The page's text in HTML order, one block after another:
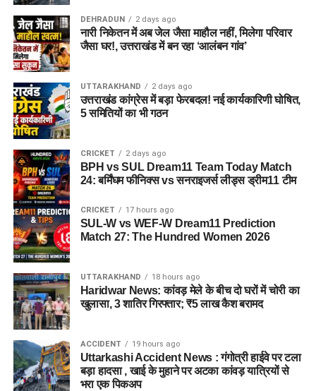
शैक्षणिक प्रमाणपत्र
OTR नंबर
क्यों महत्वपूर्ण है UPTET?
UPTET केवल एक परीक्षा नहीं है, बल्कि यह उत्तर प्रदेश में सरकारी
शिक्षक बनने की पहली और सबसे जरूरी सीढ़ी है।
👉 बिना UPTET पास किए आप शिक्षक भर्ती (Teacher
Recruitment) में आवेदन नहीं कर सकते।
👉 यह आपकी पात्रता (Eligibility) को प्रमाणित करता है।
DEHRADUN 2 days ago
नारी निकेतन में अब जेल जैसा माहौल नहीं, मिलेगा परिवार
जैसा घर!, उत्तराखंड में बन रहा ‘आलंबन गांव’
UTTARAKHAND 2 days ago
उत्तराखंड कांग्रेस में बड़ा फेरबदल! नई कार्यकारिणी घोषित,
5 समितियों का भी गठन
CRICKET 2 days ago
BPH vs SUL Dream11 Team Today Match
24: बर्मिंघम फीनिक्स vs सनराइजर्स लीड्स ड्रीम11 टीम
CRICKET 17 hours ago
SUL-W vs WEF-W Dream11 Prediction
Match 27: The Hundred Women 2026
UTTARAKHAND 18 hours ago
Haridwar News: कांवड़ मेले के बीच दो घरों में चोरी का
खुलासा, 3 शातिर गिरफ्तार; ₹5 लाख कैश बरामद
ACCIDENT 19 hours ago
Uttarkashi Accident News : गंगोत्री हाईवे पर टला
बड़ा हादसा , खाई के मुहाने पर अटका कांवड़ यात्रियों से
भरा एक पिकअप